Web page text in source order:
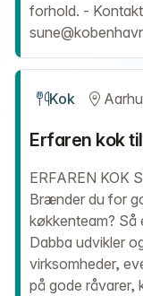
forhold. -
Kok
Erfaren kok
ERFAREN KOK
Brænder du for
køkkenteam? Så
Dabba udvikler
virksomheder,
på gode råvarer,